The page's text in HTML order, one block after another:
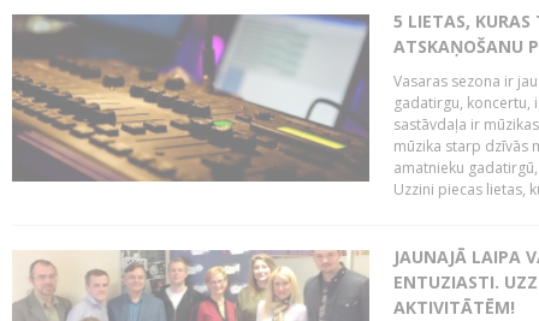
5 LIETAS, KURAS
ATSKAŅOŠANU
Vasaras sezona ir
gadatirgu, koncertu,
sastāvdaļa ir
mūzika starp dzīvās
amatnieku
Uzzini piecas lietas,
JAUNAJĀ LAIPA
ENTUZIASTI.
AKTIVITĀTĒM!